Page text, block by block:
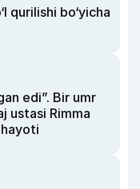
qurilishi bo‘yicha
edi”. Bir umr
ustasi Rimma